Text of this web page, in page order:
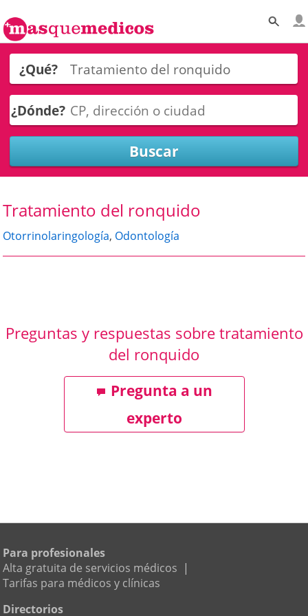
¿Qué?
¿Dónde?
Tratamiento del ronquido
Otorrinolaringología, Odontología
Preguntas y respuestas sobre tratamiento
del ronquido
Pregunta a un
experto
Para profesionales
Alta gratuita de servicios médicos |
Tarifas para médicos y clínicas
Directorios